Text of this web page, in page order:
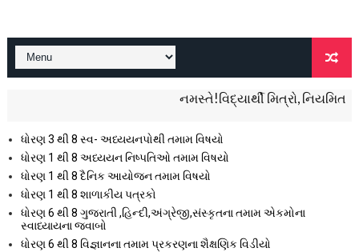
નમસ્તે!વિદ્યાર્થી મિત્રો, નિયમિત શૈક્ષણિક
ધોરણ 3 થી 8 સ્વ- અધ્યયનપોથી તમામ વિષયો
ધોરણ 1 થી 8 અધ્યયન નિષ્પતિઓ તમામ વિષયો
ધોરણ 1 થી 8 દૈનિક આયોજન તમામ વિષયો
ધોરણ 1 થી 8 શાળાકીય પત્રકો
ધોરણ 6 થી 8 ગુજરાતી ,હિન્દી,અંગ્રેજી,સંસ્કૃતના તમામ એકમોના
સ્વાધ્યાયના જવાબો
ધોરણ 6 થી 8 વિજ્ઞાનના તમામ પ્રકરણના શૈક્ષણિક વિડીયો